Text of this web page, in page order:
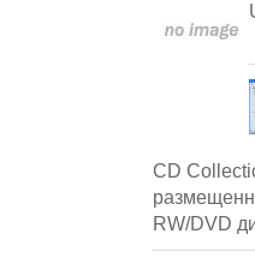
CD
RW/DVD